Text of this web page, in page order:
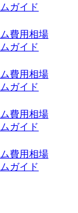
ガイド
費用相場
ガイド
費用相場
ガイド
費用相場
ガイド
費用相場
ガイド